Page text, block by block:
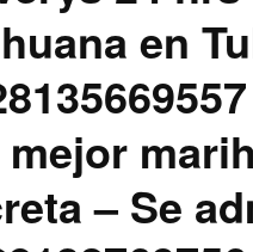
en
– Se